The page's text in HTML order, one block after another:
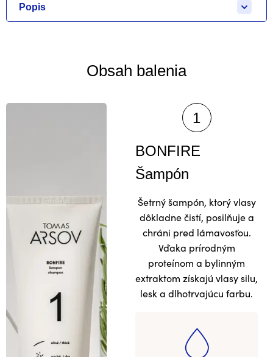
Popis
Obsah balenia
BONFIRE
Šampón
Šetrný šampón, ktorý vlasy
dôkladne čistí, posilňuje a
chráni pred lámavosťou.
Vďaka prírodným
proteínom a bylinným
extraktom získajú vlasy silu,
lesk a dlhotrvajúcu farbu.